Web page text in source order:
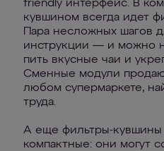
friendly интерфейс. В
кувшином всегда идет
Пара несложных шагов
инструкции — и можно
пить вкусные чаи и
Сменные модули
любом супермаркете,
труда.
А еще фильтры-
компактные: они могут